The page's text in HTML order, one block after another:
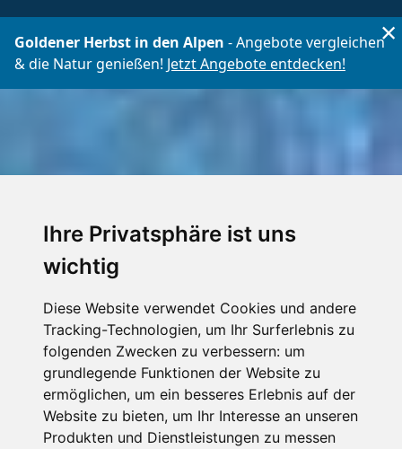
Ihre Privatsphäre ist uns
wichtig
Diese Website verwendet Cookies und andere
Tracking-Technologien, um Ihr Surferlebnis zu
folgenden Zwecken zu verbessern: um
grundlegende Funktionen der Website zu
ermöglichen, um ein besseres Erlebnis auf der
Website zu bieten, um Ihr Interesse an unseren
Produkten und Dienstleistungen zu messen
Goldener Herbst in den Alpen - Angebote vergleichen
& die Natur genießen! Jetzt Angebote entdecken!
×